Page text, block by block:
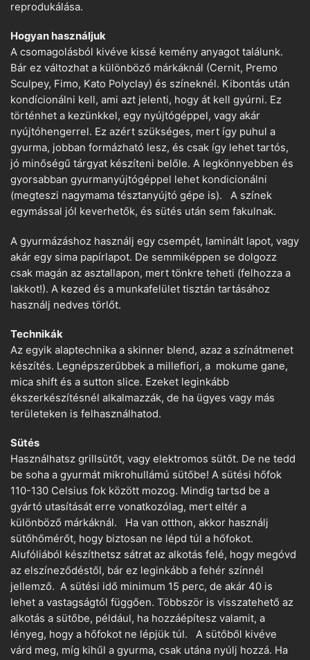
reprodukálása.
Hogyan használjuk
A csomagolásból kivéve kissé kemény anyagot találunk.
Bár ez változhat a különböző márkáknál (Cernit, Premo
Sculpey, Fimo, Kato Polyclay) és színeknél. Kibontás után
kondícionálni kell, ami azt jelenti, hogy át kell gyúrni. Ez
történhet a kezünkkel, egy nyújtógéppel, vagy akár
nyújtóhengerrel. Ez azért szükséges, mert így puhul a
gyurma, jobban formázható lesz, és csak így lehet tartós,
jó minőségű tárgyat készíteni belőle. A legkönnyebben és
gyorsabban gyurmanyújtógéppel lehet kondicionálni
(megteszi nagymama tésztanyújtó gépe is). A színek
egymással jól keverhetők, és sütés után sem fakulnak.
A gyurmázáshoz használj egy csempét, laminált lapot, vagy
akár egy sima papírlapot. De semmiképpen se dolgozz
csak magán az asztallapon, mert tönkre teheti (felhozza a
lakkot!). A kezed és a munkafelület tisztán tartásához
használj nedves törlőt.
Technikák
Az egyik alaptechnika a skinner blend, azaz a színátmenet
készítés. Legnépszerűbbek a millefiori, a mokume gane,
mica shift és a sutton slice. Ezeket leginkább
ékszerkészítésnél alkalmazzák, de ha ügyes vagy más
területeken is felhasználhatod.
Sütés
Használhatsz grillsütőt, vagy elektromos sütőt. De ne tedd
be soha a gyurmát mikrohullámú sütőbe! A sütési hőfok
110-130 Celsius fok között mozog. Mindig tartsd be a
gyártó utasítását erre vonatkozólag, mert eltér a
különböző márkáknál. Ha van otthon, akkor használj
sütőhőmérőt, hogy biztosan ne lépd túl a hőfokot.
Alufóliából készíthetsz sátrat az alkotás felé, hogy megóvd
az elszíneződéstől, bár ez leginkább a fehér színnél
jellemző. A sütési idő minimum 15 perc, de akár 40 is
lehet a vastagságtól függően. Többször is visszatehető az
alkotás a sütőbe, például, ha hozzáépítesz valamit, a
lényeg, hogy a hőfokot ne lépjük túl. A sütőből kivéve
várd meg, míg kihűl a gyurma, csak utána nyúlj hozzá. Ha